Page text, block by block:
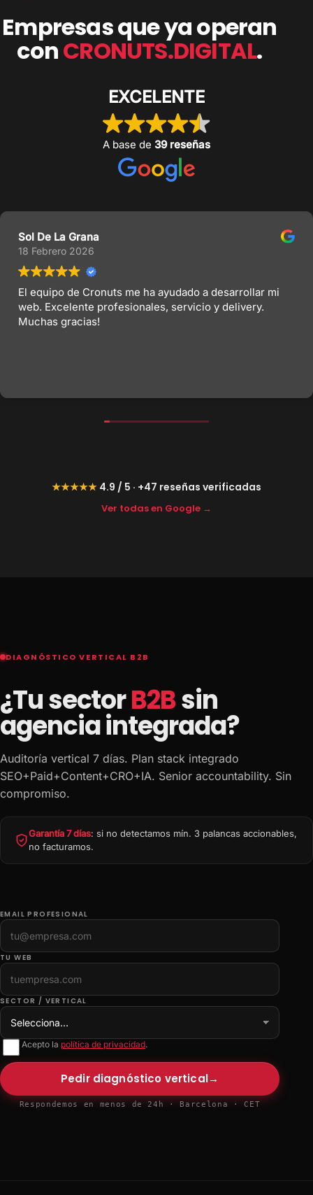
Empresas que ya operan
conCRONUTS.DIGITAL.
EXCELENTE
A base de 39 reseñas
Sol De La Grana
18 Febrero 2026
El equipo de Cronuts me ha ayudado a desarrollar mi
web. Excelente profesionales, servicio y delivery.
Muchas gracias!
★★★★★ 4.9 / 5 · +47 reseñas verificadas
Ver todas en Google →
DIAGNÓSTICO VERTICAL B2B
¿Tu sectorB2Bsin
agencia integrada?
Auditoría vertical 7 días. Plan stack integrado
SEO+Paid+Content+CRO+IA. Senior accountability. Sin
compromiso.
Garantía 7 días: si no detectamos mín. 3 palancas accionables,
no facturamos.
EMAIL PROFESIONAL
TU WEB
SECTOR / VERTICAL
Acepto la política de privacidad.
Pedir diagnóstico vertical→
Respondemos en menos de 24h · Barcelona · CET